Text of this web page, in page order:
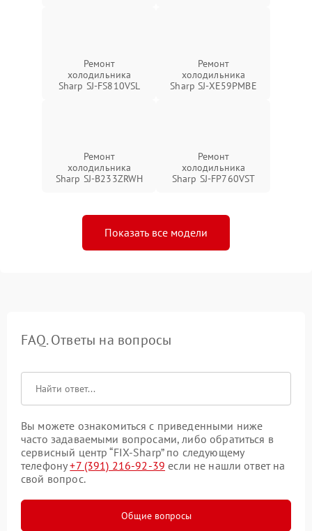
Ремонт
холодильника
Sharp SJ-FS810VSL
Ремонт
холодильника
Sharp SJ-XE59PMBE
Ремонт
холодильника
Sharp SJ-B233ZRWH
Ремонт
холодильника
Sharp SJ-FP760VST
Показать все модели
FAQ. Ответы на вопросы
Вы можете ознакомиться с приведенными ниже
часто задаваемыми вопросами, либо обратиться в
сервисный центр “FIX-Sharp” по следующему
телефону+7 (391) 216-92-39 если не нашли ответ на
свой вопрос.
Общие вопросы